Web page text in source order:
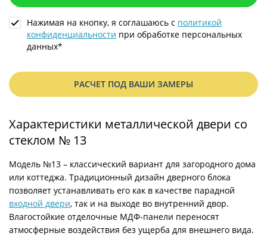
Нажимая на кнопку, я соглашаюсь с политикой
конфиденциальности при обработке персональных
данных*
РАСЧЕТ ПОД ВАШИ ЗАМЕРЫ
Характеристики металлической двери со
стеклом № 13
Модель №13 – классический вариант для загородного дома
или коттеджа. Традиционный дизайн дверного блока
позволяет устанавливать его как в качестве парадной
входной двери, так и на выходе во внутренний двор.
Влагостойкие отделочные МДФ-панели переносят
атмосферные воздействия без ущерба для внешнего вида.